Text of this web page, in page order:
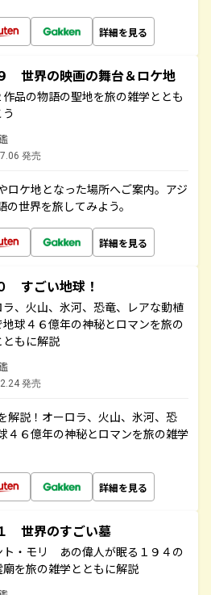
詳細を見る
世界の映画の舞台＆ロケ地
作品の物語の聖地を旅の雑学ととも
発売
ロケ地となった場所へご案内。アジ
世界を旅してみよう。
詳細を見る
すごい地球！
ラ、火山、氷河、恐竜、レアな動植
球４６億年の神秘とロマンを旅の
ともに解説
発売
解説！オーロラ、火山、氷河、恐
４６億年の神秘とロマンを旅の雑学
詳細を見る
世界のすごい墓
ト・モリ あの偉人が眠る１９４の
廟を旅の雑学とともに解説